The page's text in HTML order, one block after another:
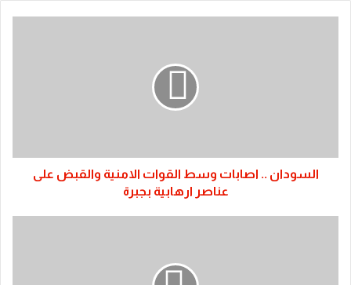
عناصر
ارهابيةالسودان .. اصابات وسط القوات الامنية والقبض على
عناصر ارهابية بجبرة